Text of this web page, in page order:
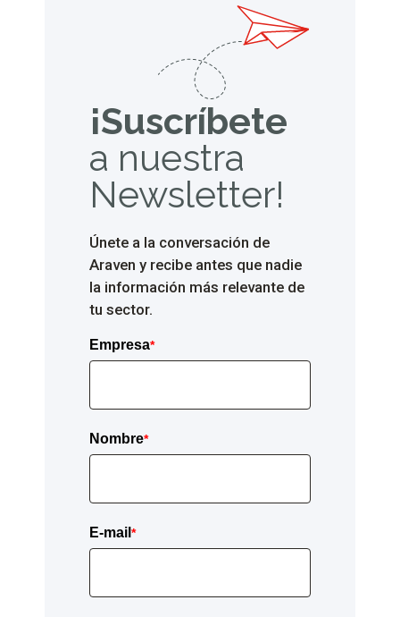
¡Suscríbete
a nuestra
Newsletter!
Únete a la conversación de
Araven y recibe antes que nadie
la información más relevante de
tu sector.
Empresa*
Nombre*
E-mail *